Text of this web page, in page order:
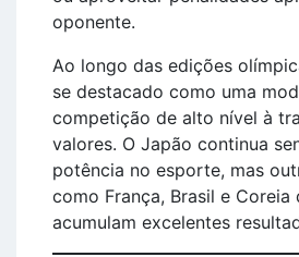
oponente.
Ao longo das edições
se destacado como uma
competição de alto nível à
valores. O Japão continua
potência no esporte, mas
como França, Brasil e Coreia
acumulam excelentes